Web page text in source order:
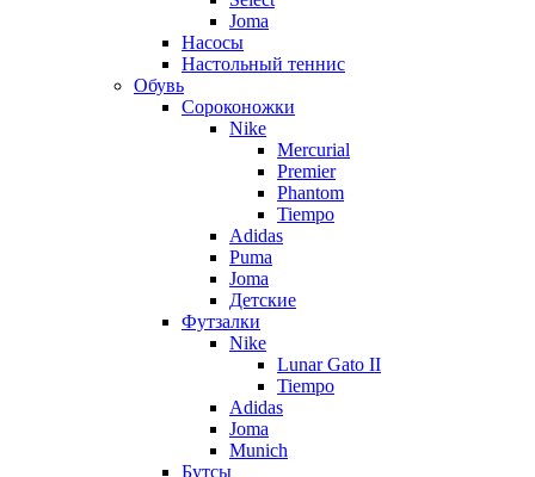
Joma
Насосы
Настольный теннис
Обувь
Сороконожки
Nike
Mercurial
Premier
Phantom
Tiempo
Adidas
Puma
Joma
Детские
Футзалки
Nike
Lunar Gato II
Tiempo
Adidas
Joma
Munich
Бутсы